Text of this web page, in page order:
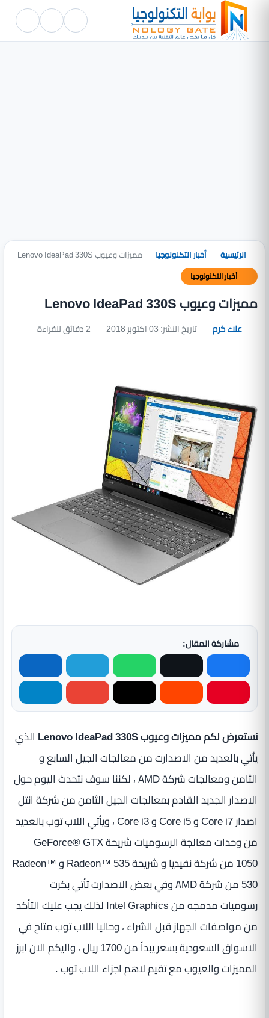
الرئيسية أخبار التكنولوجيا مميزات وعيوب Lenovo IdeaPad 330S
أخبار التكنولوجيا
مميزات وعيوب Lenovo IdeaPad 330S
علاء كرم تاريخ النشر: 03 اكتوبر 2018
مشاركة المقال:
نستعرض لكم مميزات وعيوب Lenovo IdeaPad 330S
الذي
يأتي بالعديد من الاصدارت من معالجات الجيل السابع و
الثامن ومعالجات شركة AMD ، لكننا سوف نتحدث اليوم حول
الاصدار الجديد القادم بمعالجات الجيل الثامن من شركة انتل
اصدار Core i7 و Core i5 و Core i3 ، ويأتي اللاب توب بالعديد
من وحدات معالجة الرسوميات شريحة GeForce® GTX
1050 من شركة نفيديا و شريحة Radeon™ 535 و Radeon™
530 من شركة AMD وفي بعض الاصدارت تأتي بكرت
رسوميات مدمجه من Intel Graphics لذلك يجب عليك التأكد
من مواصفات الجهاز قبل الشراء ، وحاليا اللاب توب متاح في
الاسواق السعودية بسعر يبدأ من 1700 ريال ، واليكم الان ابرز
المميزات والعيوب مع تقيم لاهم اجزاء اللاب توب .